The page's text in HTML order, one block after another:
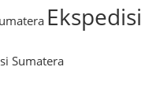
Ekspedisi
Sumatera